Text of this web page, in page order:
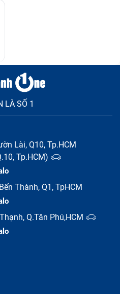
LÀ SỐ 1
Lài, Q10, Tp.HCM
Tp.HCM)
Thành, Q1, TpHCM
Q.Tân Phú,HCM